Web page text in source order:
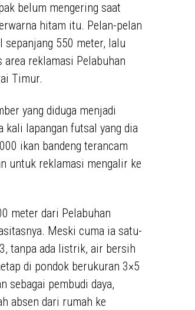
belum mengering saat
hitam itu. Pelan-pelan
550 meter, lalu
reklamasi Pelabuhan
Timur.
yang diduga menjadi
kali lapangan futsal yang dia
ikan bandeng terancam
untuk reklamasi mengalir ke
meter dari Pelabuhan
Meski cuma ia satu-
tanpa ada listrik, air bersih
di pondok berukuran 3×5
sebagai pembudi daya,
absen dari rumah ke